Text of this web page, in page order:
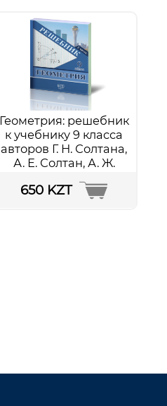
Геометрия: решебник
к учебнику 9 класса
авторов Г. Н. Солтана,
А. Е. Солтан, А. Ж.
частях. Часть 2
650 KZT